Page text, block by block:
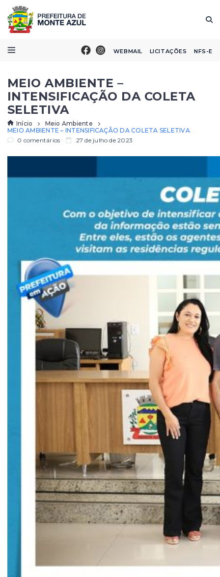
WEBMAIL LICITAÇÕES NFS-E
MEIO AMBIENTE –
INTENSIFICAÇÃO DA COLETA
SELETIVA
Início
Meio Ambiente
MEIO AMBIENTE – INTENSIFICAÇÃO DA COLETA SELETIVA
0 comentários
27 de julho de 2023